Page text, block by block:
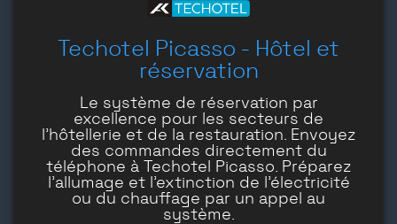
Techotel Picasso - Hôtel et
réservation
Le système de réservation par
excellence pour les secteurs de
l'hôtellerie et de la restauration. Envoyez
des commandes directement du
téléphone à Techotel Picasso. Préparez
l'allumage et l'extinction de l'électricité
ou du chauffage par un appel au
système.